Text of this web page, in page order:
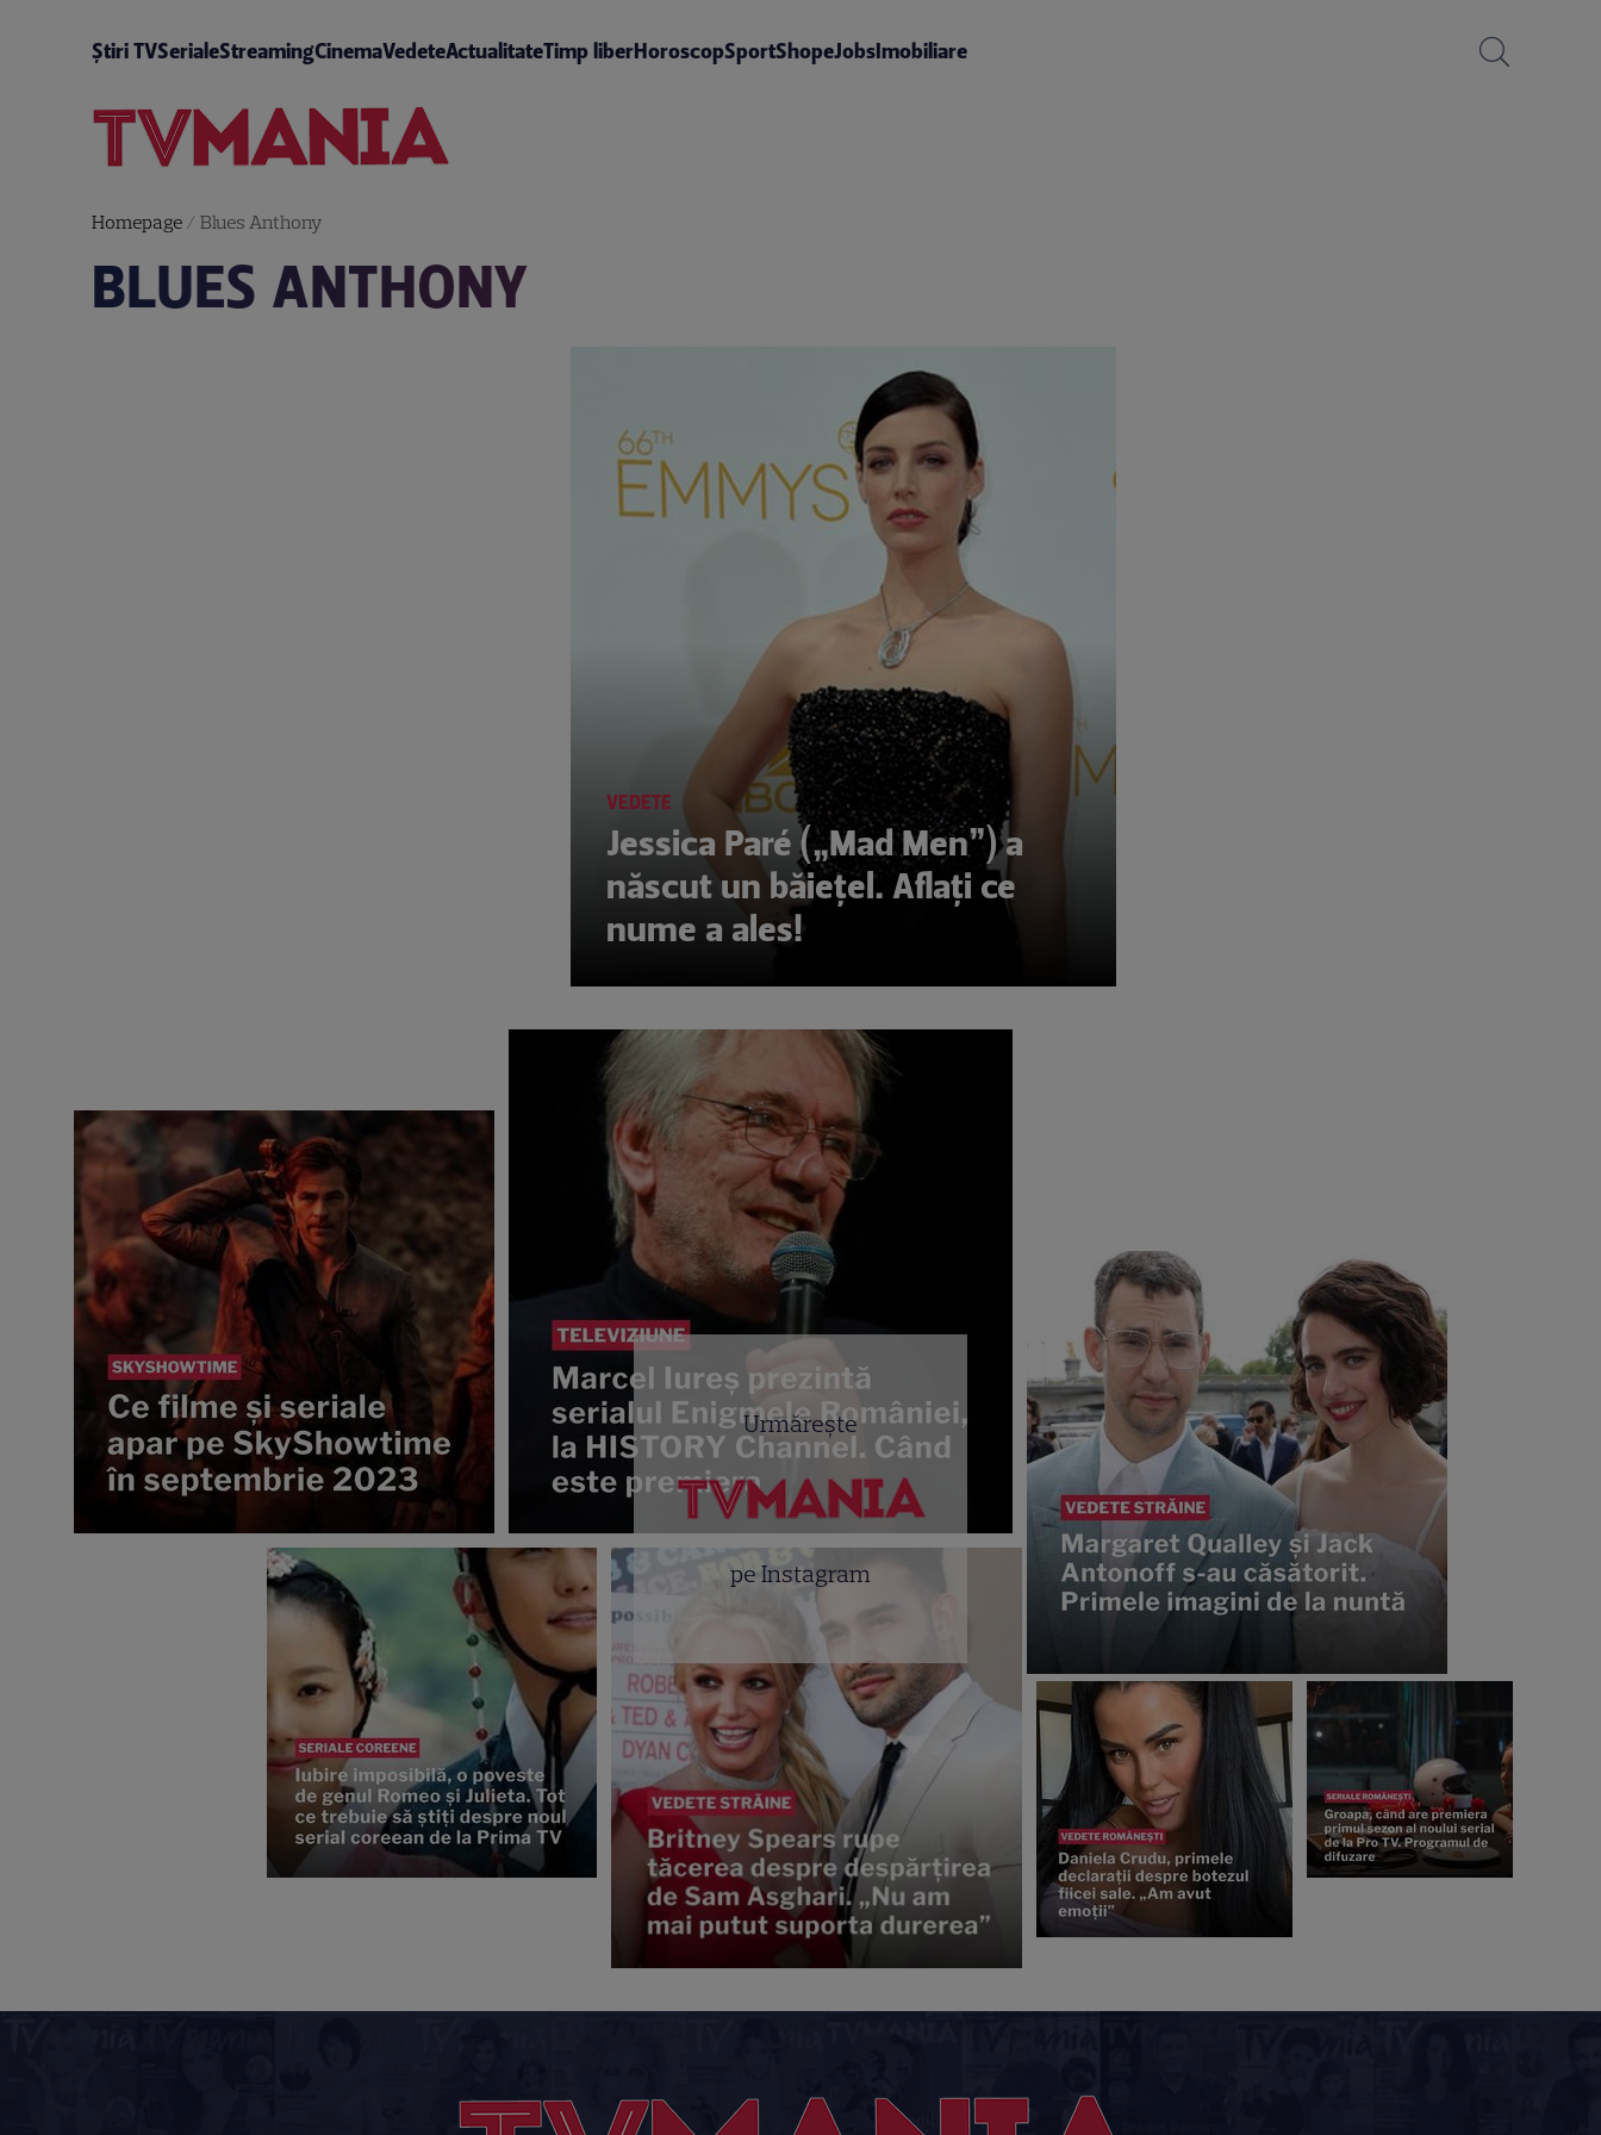
Știri TVSerialeStreamingCinemaVedeteActualitateTimp liberHoroscopSportShopeJobsImobiliare
Homepage/ Blues Anthony
BLUES ANTHONY
VEDETE
Jessica Paré („Mad Men”) a
născut un băieţel. Aflaţi ce
nume a ales!
Urmărește
pe Instagram